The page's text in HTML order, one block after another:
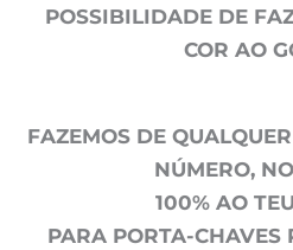
POSSIBILIDADE DE
COR AO
FAZEMOS DE
NÚMERO,
100% AO
PARA PORTA-CHAVES